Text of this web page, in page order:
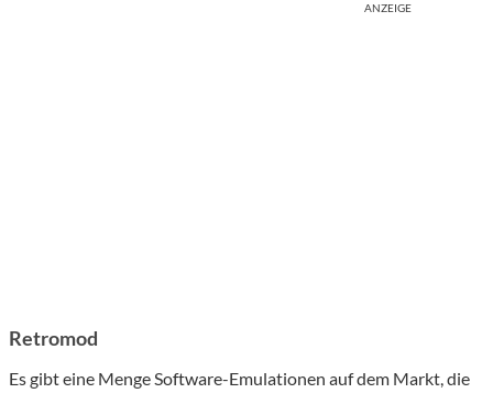
ANZEIGE
Retromod
Es gibt eine Menge Software-Emulationen auf dem Markt, die